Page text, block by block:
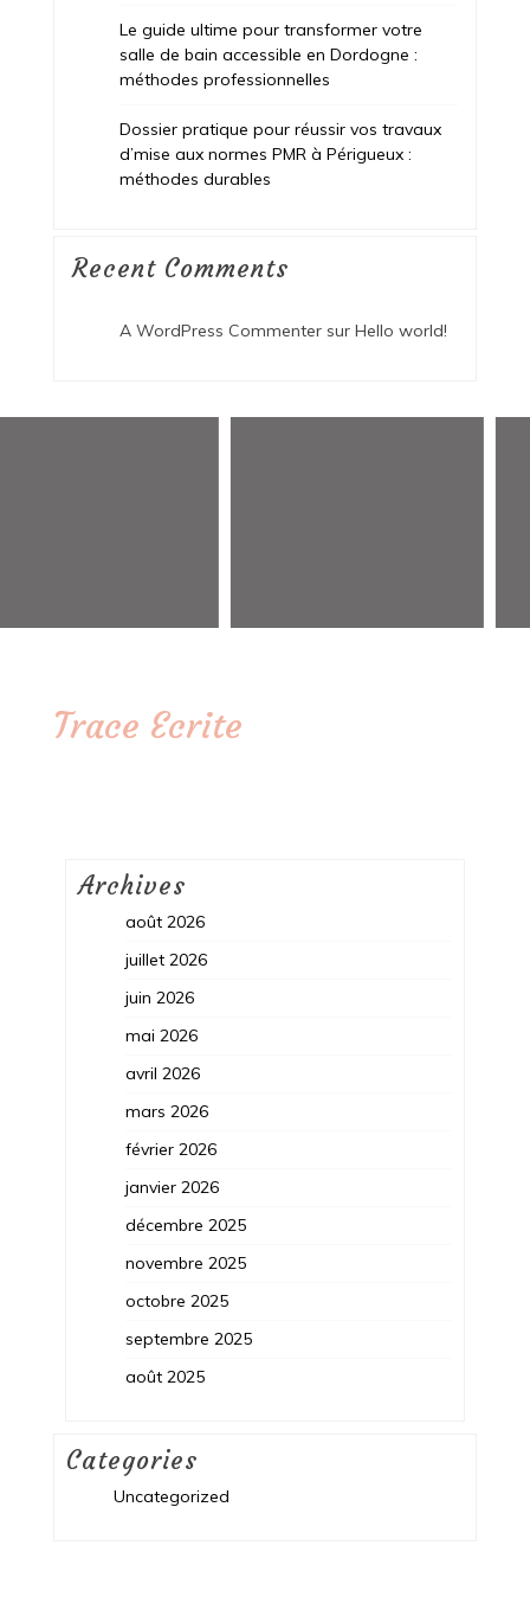
Le guide ultime pour transformer votre
salle de bain accessible en Dordogne :
méthodes professionnelles
Dossier pratique pour réussir vos travaux
d’mise aux normes PMR à Périgueux :
méthodes durables
Recent Comments
A WordPress Commentersur Hello world!
Trace Ecrite
Archives
août 2026
juillet 2026
juin 2026
mai 2026
avril 2026
mars 2026
février 2026
janvier 2026
décembre 2025
novembre 2025
octobre 2025
septembre 2025
août 2025
Categories
Uncategorized